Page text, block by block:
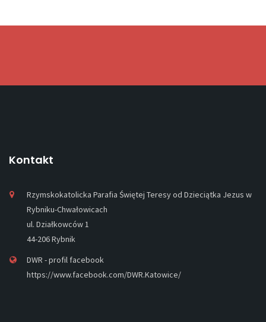
Kontakt
Rzymskokatolicka Parafia Świętej Teresy od Dzieciątka Jezus w
Rybniku-Chwałowicach
ul. Działkowców 1
44-206 Rybnik
DWR - profil facebook
https://www.facebook.com/DWR.Katowice/